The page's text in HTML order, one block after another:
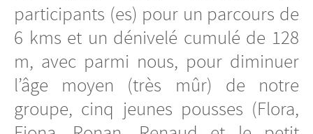
participants (es) pour un parcours de
6 kms et un dénivelé cumulé de 128
m, avec parmi nous, pour diminuer
l’âge moyen (très mûr) de notre
groupe, cinq jeunes pousses (Flora,